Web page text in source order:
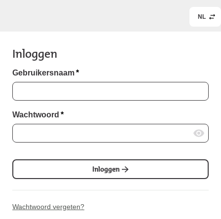
NL
Inloggen
Gebruikersnaam*
Wachtwoord *
Inloggen
Wachtwoord vergeten?